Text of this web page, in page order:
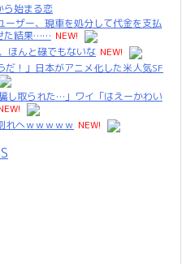
ら始まる恋
ーザー、現車を処分して代金を支払
た結果…… NEW!
ほんと碌でもないな NEW!
！」日本がアニメ化した米人気SF
し取られた…」ワイ「はえーかわい
れへｗｗｗｗｗ NEW!